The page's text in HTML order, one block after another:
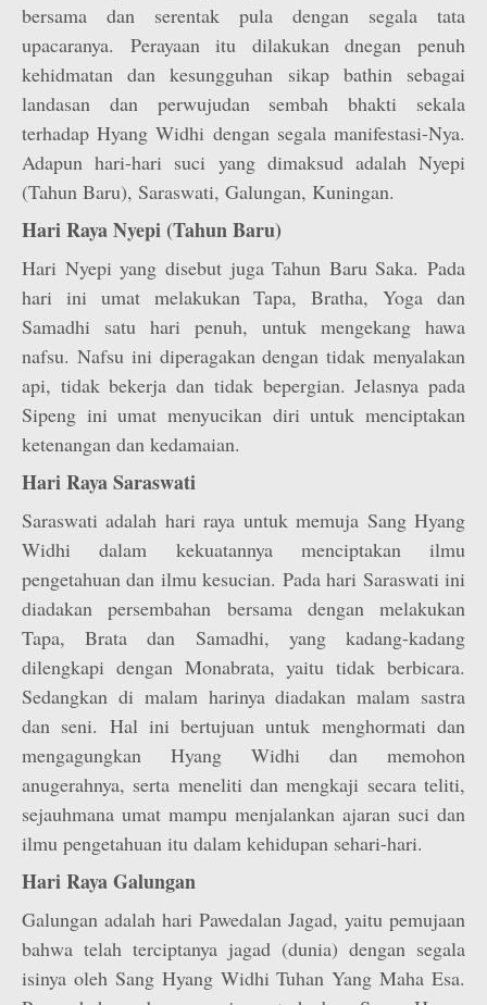
bersama dan serentak pula dengan segala tata
upacaranya. Perayaan itu dilakukan dnegan penuh
kehidmatan dan kesungguhan sikap bathin sebagai
landasan dan perwujudan sembah bhakti sekala
terhadap Hyang Widhi dengan segala manifestasi-Nya.
Adapun hari-hari suci yang dimaksud adalah Nyepi
(Tahun Baru), Saraswati, Galungan, Kuningan.
Hari Raya Nyepi (Tahun Baru)
Hari Nyepi yang disebut juga Tahun Baru Saka. Pada
hari ini umat melakukan Tapa, Bratha, Yoga dan
Samadhi satu hari penuh, untuk mengekang hawa
nafsu. Nafsu ini diperagakan dengan tidak menyalakan
api, tidak bekerja dan tidak bepergian. Jelasnya pada
Sipeng ini umat menyucikan diri untuk menciptakan
ketenangan dan kedamaian.
Hari Raya Saraswati
Saraswati adalah hari raya untuk memuja Sang Hyang
Widhi dalam kekuatannya menciptakan ilmu
pengetahuan dan ilmu kesucian. Pada hari Saraswati ini
diadakan persembahan bersama dengan melakukan
Tapa, Brata dan Samadhi, yang kadang-kadang
dilengkapi dengan Monabrata, yaitu tidak berbicara.
Sedangkan di malam harinya diadakan malam sastra
dan seni. Hal ini bertujuan untuk menghormati dan
mengagungkan Hyang Widhi dan memohon
anugerahnya, serta meneliti dan mengkaji secara teliti,
sejauhmana umat mampu menjalankan ajaran suci dan
ilmu pengetahuan itu dalam kehidupan sehari-hari.
Hari Raya Galungan
Galungan adalah hari Pawedalan Jagad, yaitu pemujaan
bahwa telah terciptanya jagad (dunia) dengan segala
isinya oleh Sang Hyang Widhi Tuhan Yang Maha Esa.